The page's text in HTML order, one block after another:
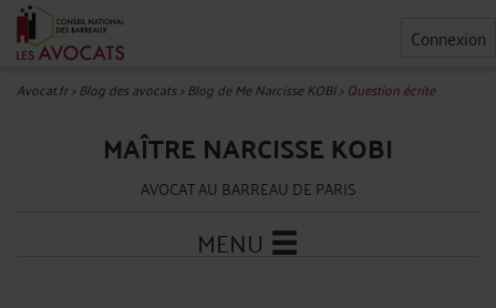
Connexion
Avocat.fr>Blog des avocats>Blog de Me Narcisse KOBI> Question écrite
MAÎTRE NARCISSE KOBI
AVOCAT AU BARREAU DE PARIS
MENU